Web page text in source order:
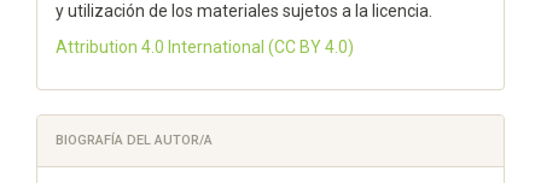
y utilización de los materiales sujetos a la licencia.
Attribution 4.0 International (CC BY 4.0)
BIOGRAFÍA DEL AUTOR/A